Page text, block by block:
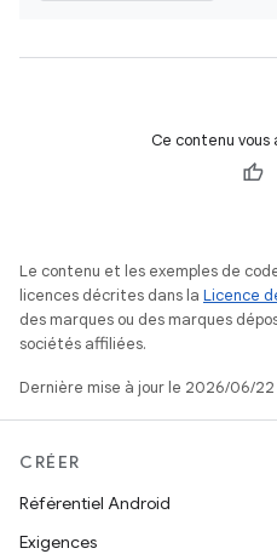
Ce contenu
Le contenu et les exemples de
licences décrites dans la Licence
des marques ou des marques
sociétés affiliées.
Dernière mise à jour le 2026/06/22
CRÉER
Référentiel Android
Exigences